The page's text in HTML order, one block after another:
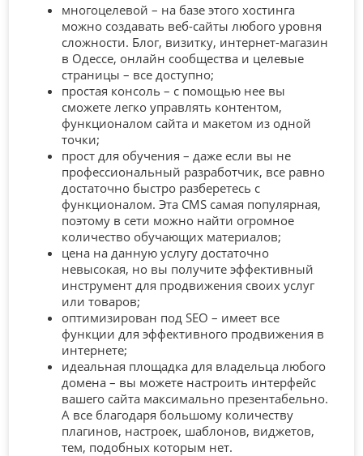
многоцелевой – на базе этого хостинга
можно создавать веб-сайты любого уровня
сложности. Блог, визитку, интернет-магазин
в Одессе, онлайн сообщества и целевые
страницы – все доступно;
простая консоль – с помощью нее вы
сможете легко управлять контентом,
функционалом сайта и макетом из одной
точки;
прост для обучения – даже если вы не
профессиональный разработчик, все равно
достаточно быстро разберетесь с
функционалом. Эта CMS самая популярная,
поэтому в сети можно найти огромное
количество обучающих материалов;
цена на данную услугу достаточно
невысокая, но вы получите эффективный
инструмент для продвижения своих услуг
или товаров;
оптимизирован под SEO – имеет все
функции для эффективного продвижения в
интернете;
идеальная площадка для владельца любого
домена – вы можете настроить интерфейс
вашего сайта максимально презентабельно.
А все благодаря большому количеству
плагинов, настроек, шаблонов, виджетов,
тем, подобных которым нет.